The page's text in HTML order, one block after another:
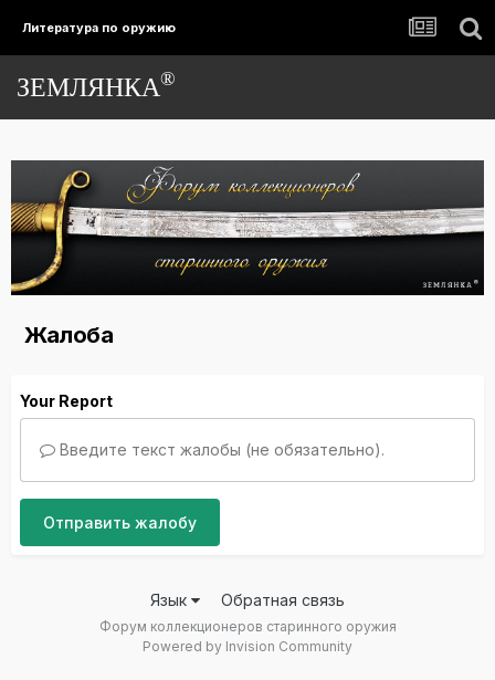
Литература по оружию
ЗЕМЛЯНКА®
Жалоба
Your Report
Введите текст жалобы (не обязательно).
Отправить жалобу
Язык Обратная связь
Форум коллекционеров старинного оружия
Powered by Invision Community